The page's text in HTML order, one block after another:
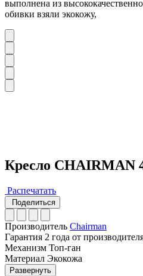
выполнена из
обивки взяли экокожу,
Кресло CHAIRMAN
Распечатать
Поделиться
Производитель Chairman
Гарантия 2 года от
Механизм Топ-ган
Материал Экокожа
Развернуть